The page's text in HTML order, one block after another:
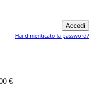
Hai dimenticato la password?
€